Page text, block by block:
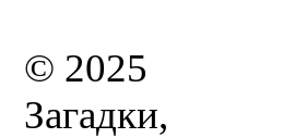
© 2025
Загадки,